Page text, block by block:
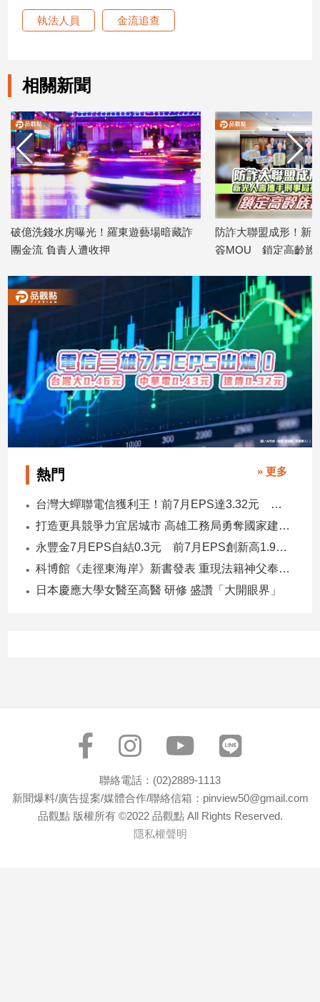
區
【我
的
觀
點】
執法人員 金流追查
相關新聞
破億洗錢水房曝光！羅東遊藝場暗藏詐
團金流 負責人遭收押
防詐大聯盟成形！新
簽MOU 鎖定高齡族
熱門 » 更多
台灣大蟬聯電信獲利王！前7月EPS達3.32元 中華電3.11、遠傳2.46元
打造更具競爭力宜居城市 高雄工務局勇奪國家建築界9大獎
永豐金7月EPS自結0.3元 前7月EPS創新高1.96元！
科博館《走徑東海岸》新書發表 重現法籍神父奉獻足跡與歷史日記
日本慶應大學女醫至高醫 研修 盛讚「大開眼界」
聯絡電話：(02)2889-1113
新聞爆料/廣告提案/媒體合作/聯絡信箱：pinview50@gmail.com
品觀點 版權所有 ©2022 品觀點 All Rights Reserved.
隱私權聲明